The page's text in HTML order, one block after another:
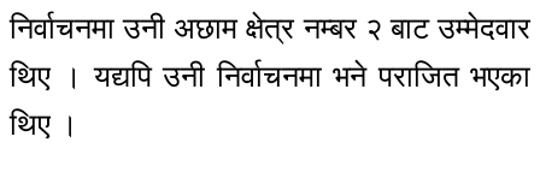
निर्वाचनमा उनी अछाम क्षेत्र नम्बर २ बाट उम्मेदवार
थिए । यद्यपि उनी निर्वाचनमा भने पराजित भएका
थिए ।